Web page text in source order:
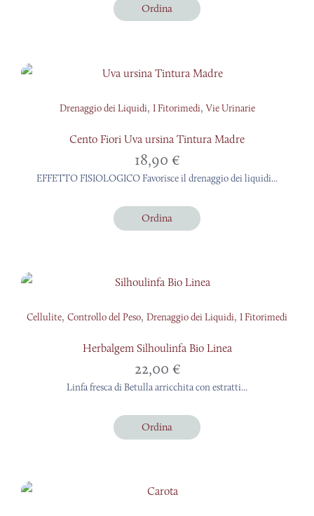
Ordina
Drenaggio dei Liquidi, I Fitorimedi, Vie Urinarie
Cento Fiori Uva ursina Tintura Madre
18,90 €
EFFETTO FISIOLOGICO Favorisce il drenaggio dei liquidi...
Ordina
Cellulite, Controllo del Peso, Drenaggio dei Liquidi, I Fitorimedi
Herbalgem Silhoulinfa Bio Linea
22,00 €
Linfa fresca di Betulla arricchita con estratti...
Ordina